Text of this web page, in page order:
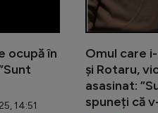
ocupă în
14:51
Omul care
și Rotaru,
asasinat:
spuneți că